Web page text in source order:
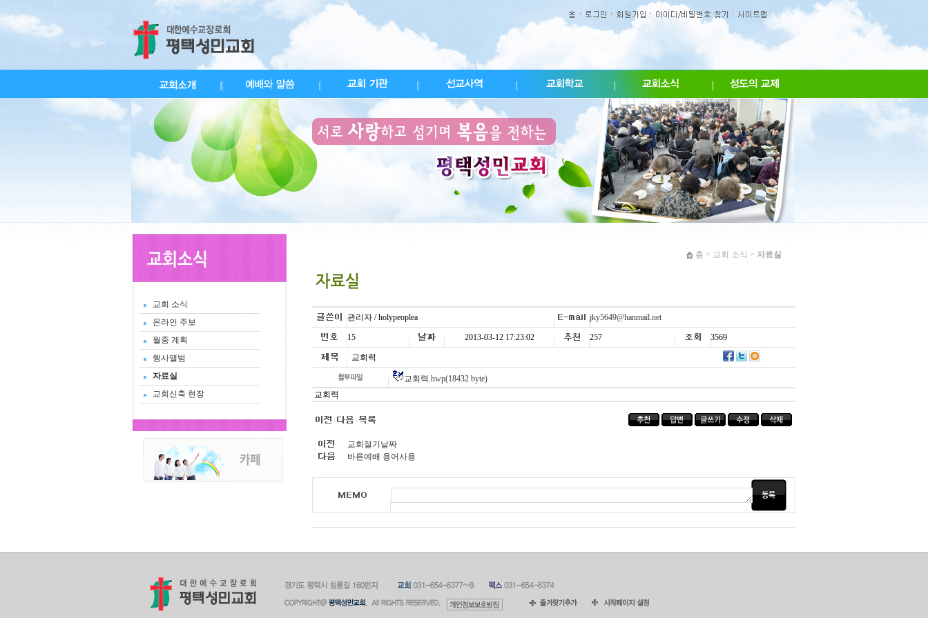
교회 소식
온라인 주보
월중 계획
행사앨범
자료실
교회신축 현장
홈 > 교회 소식 > 자료실
관리자 / holypeoplea jky5649@hanmail.net
15 2013-03-12 17:23:02 257 3569
교회력
교회력.hwp(18432 byte)
교회력
교회절기날짜
바른예배 용어사용